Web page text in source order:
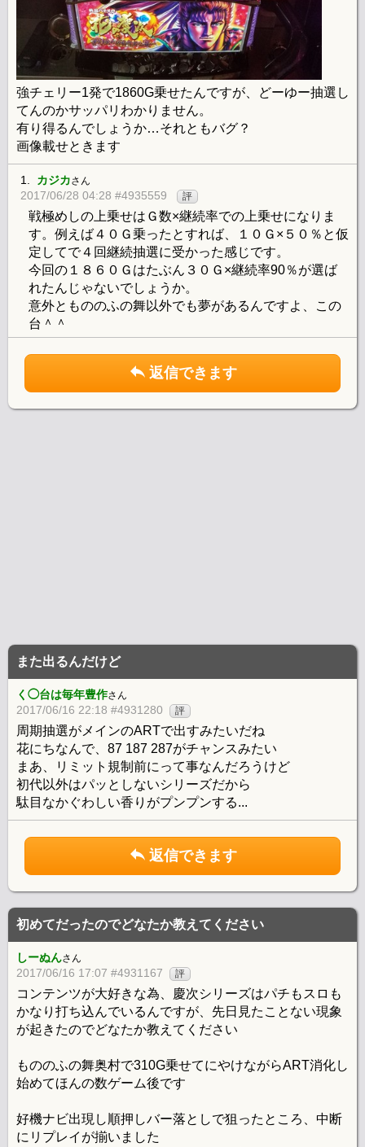
強チェリー1発で1860G乗せたんですが、どーゆー抽選し
てんのかサッパリわかりません。
有り得るんでしょうか…それともバグ？
画像載せときます
1. カジカさん
2017/06/28 04:28 #4935559 評
戦極めしの上乗せはＧ数×継続率での上乗せになりま
す。例えば４０Ｇ乗ったとすれば、１０Ｇ×５０％と仮
定してで４回継続抽選に受かった感じです。
今回の１８６０Ｇはたぶん３０Ｇ×継続率90％が選ば
れたんじゃないでしょうか。
意外ともののふの舞以外でも夢があるんですよ、この
台＾＾
返信できます
また出るんだけど
く◯台は毎年豊作さん
2017/06/16 22:18 #4931280 評
周期抽選がメインのARTで出すみたいだね
花にちなんで、87 187 287がチャンスみたい
まあ、リミット規制前にって事なんだろうけど
初代以外はパッとしないシリーズだから
駄目なかぐわしい香りがプンプンする...
返信できます
初めてだったのでどなたか教えてください
しーぬんさん
2017/06/16 17:07 #4931167 評
コンテンツが大好きな為、慶次シリーズはパチもスロも
かなり打ち込んでいるんですが、先日見たことない現象
が起きたのでどなたか教えてください
もののふの舞奥村で310G乗せてにやけながらART消化し
始めてほんの数ゲーム後です
好機ナビ出現し順押しバー落としで狙ったところ、中断
にリプレイが揃いました